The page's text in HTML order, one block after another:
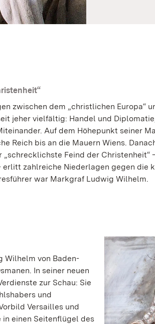
zwischen dem „christlichen Europa“
jeher vielfältig: Handel und
Auf dem Höhepunkt seiner
Reich bis an die Mauern Wiens.
„schrecklichste Feind der Christenheit“
erlitt zahlreiche Niederlagen gegen die
war Markgraf Ludwig Wilhelm.
Wilhelm von Baden-
In seiner neuen
zur Schau: Sie
und
Versailles und
in einen Seitenflügel des